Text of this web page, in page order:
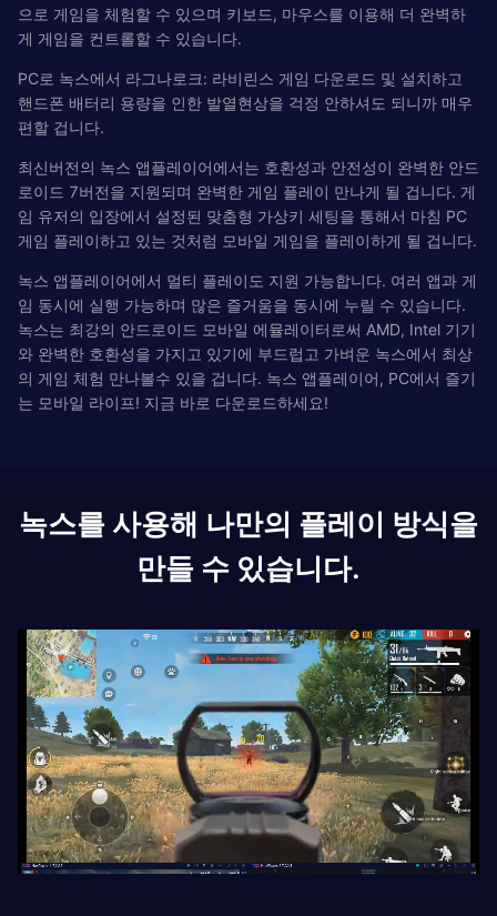
으로 게임을 체험할 수 있으며 키보드, 마우스를 이용해 더 완벽하
게 게임을 컨트롤할 수 있습니다.
PC로 녹스에서 라그나로크: 라비린스 게임 다운로드 및 설치하고
핸드폰 배터리 용량을 인한 발열현상을 걱정 안하셔도 되니까 매우
편할 겁니다.
최신버전의 녹스 앱플레이어에서는 호환성과 안전성이 완벽한 안드
로이드 7버전을 지원되며 완벽한 게임 플레이 만나게 될 겁니다. 게
임 유저의 입장에서 설정된 맞춤형 가상키 세팅을 통해서 마침 PC
게임 플레이하고 있는 것처럼 모바일 게임을 플레이하게 될 겁니다.
녹스 앱플레이어에서 멀티 플레이도 지원 가능합니다. 여러 앱과 게
임 동시에 실행 가능하며 많은 즐거움을 동시에 누릴 수 있습니다.
녹스는 최강의 안드로이드 모바일 에뮬레이터로써 AMD, Intel 기기
와 완벽한 호환성을 가지고 있기에 부드럽고 가벼운 녹스에서 최상
의 게임 체험 만나볼수 있을 겁니다. 녹스 앱플레이어, PC에서 즐기
는 모바일 라이프! 지금 바로 다운로드하세요!
녹스를 사용해 나만의 플레이 방식을
만들 수 있습니다.